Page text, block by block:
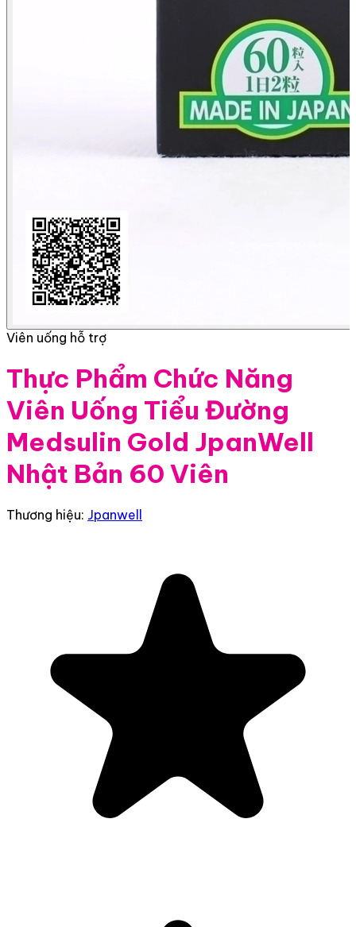
Viên uống hỗ trợ
Thực Phẩm Chức Năng
Viên Uống Tiểu Đường
Medsulin Gold JpanWell
Nhật Bản 60 Viên
Thương hiệu: Jpanwell